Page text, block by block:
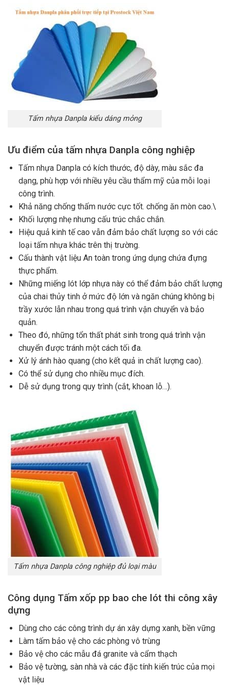
Tấm nhựa Danpla kiểu dáng mỏng
Ưu điểm của tấm nhựa Danpla công nghiệp
Tấm nhựa Danpla có kích thước, độ dày, màu sắc đa
dạng, phù hợp với nhiều yêu cầu thẩm mỹ của mỗi loại
công trình.
Khả năng chống thấm nước cực tốt. chống ăn mòn cao.\
Khối lượng nhẹ nhưng cấu trúc chắc chắn.
Hiệu quả kinh tế cao vẫn đảm bảo chất lượng so với các
loại tấm nhựa khác trên thị trường.
Cấu thành vật liệu An toàn trong ứng dụng chứa đựng
thực phẩm.
Những miếng lót lớp nhựa này có thể đảm bảo chất lượng
của chai thủy tinh ở mức độ lớn và ngăn chúng không bị
trầy xước lẫn nhau trong quá trình vận chuyển và bảo
quản.
Theo đó, những tổn thất phát sinh trong quá trình vận
chuyển được tránh một cách tối đa.
Xử lý ánh hào quang (cho kết quả in chất lượng cao).
Có thể sử dụng cho nhiều mục đích.
Dễ sử dụng trong quy trình (cắt, khoan lỗ…).
Tấm nhựa Danpla công nghiệp đủ loại màu
Công dụng Tấm xốp pp bao che lót thi công xây
dựng
Dùng cho các công trình dự án xây dựng xanh, bền vững
Làm tấm bảo vệ cho các phòng vô trùng
Bảo vệ cho các mẫu đá granite và cẩm thạch
Bảo vệ tường, sàn nhà và các đặc tính kiến trúc của mọi
vật liệu